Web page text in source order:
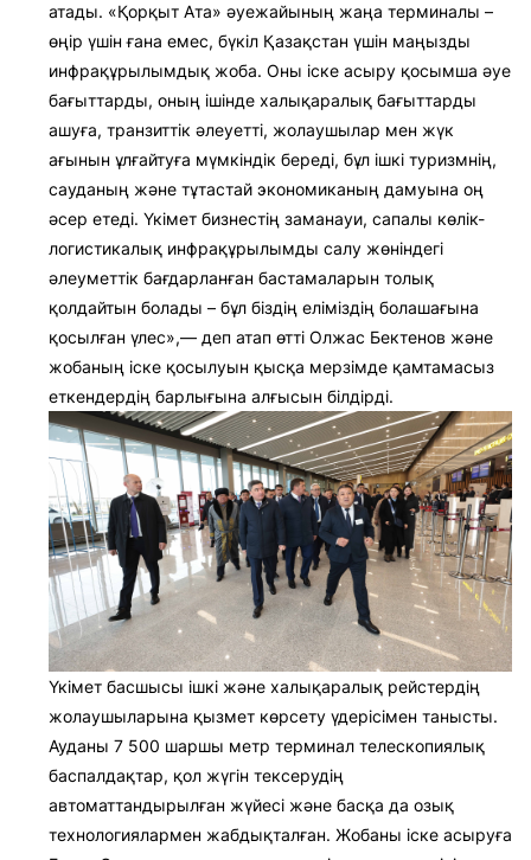
атады. «Қорқыт Ата» әуежайының жаңа терминалы –
өңір үшін ғана емес, бүкіл Қазақстан үшін маңызды
инфрақұрылымдық жоба. Оны іске асыру қосымша әуе
бағыттарды, оның ішінде халықаралық бағыттарды
ашуға, транзиттік әлеуетті, жолаушылар мен жүк
ағынын ұлғайтуға мүмкіндік береді, бұл ішкі туризмнің,
сауданың және тұтастай экономиканың дамуына оң
әсер етеді. Үкімет бизнестің заманауи, сапалы көлік-
логистикалық инфрақұрылымды салу жөніндегі
әлеуметтік бағдарланған бастамаларын толық
қолдайтын болады – бұл біздің еліміздің болашағына
қосылған үлес»,— деп атап өтті Олжас Бектенов және
жобаның іске қосылуын қысқа мерзімде қамтамасыз
еткендердің барлығына алғысын білдірді.
Үкімет басшысы ішкі және халықаралық рейстердің
жолаушыларына қызмет көрсету үдерісімен танысты.
Ауданы 7 500 шаршы метр терминал телескопиялық
баспалдақтар, қол жүгін тексерудің
автоматтандырылған жүйесі және басқа да озық
технологиялармен жабдықталған. Жобаны іске асыруға